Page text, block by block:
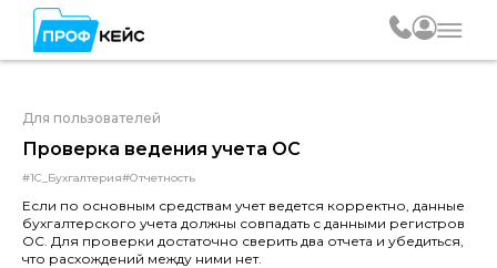
Для пользователей
Проверка ведения учета ОС
#1С_Бухгалтерия#Отчетность
Если по основным средствам учет ведется корректно, данные
бухгалтерского учета должны совпадать с данными регистров
ОС. Для проверки достаточно сверить два отчета и убедиться,
что расхождений между ними нет.